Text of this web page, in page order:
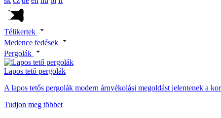
Télikertek
Medence fedések
Pergolák
Lapos tető pergolák
A lapos tetős pergolák modern árnyékolási megoldást jelentenek a
Tudjon meg többet